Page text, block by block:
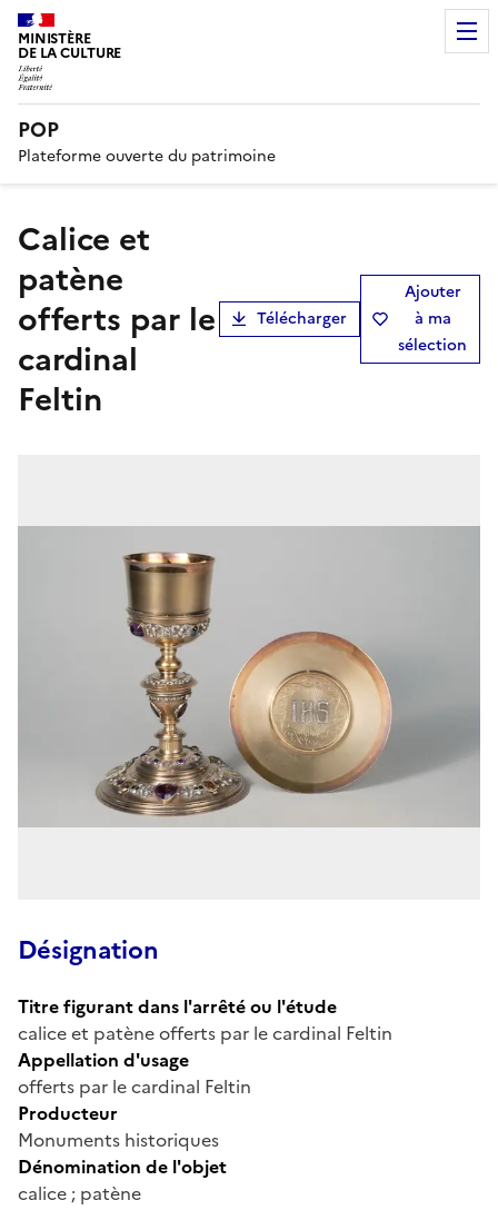
MINISTÈRE
DE LA CULTURE
POP
Plateforme ouverte du patrimoine
calice et
patène
offerts par le
cardinal
Feltin
Télécharger
Ajouter
à ma
sélection
Désignation
Titre figurant dans l'arrêté ou l'étude
calice et patène offerts par le cardinal Feltin
Appellation d'usage
offerts par le cardinal Feltin
Producteur
Monuments historiques
Dénomination de l'objet
calice ; patène